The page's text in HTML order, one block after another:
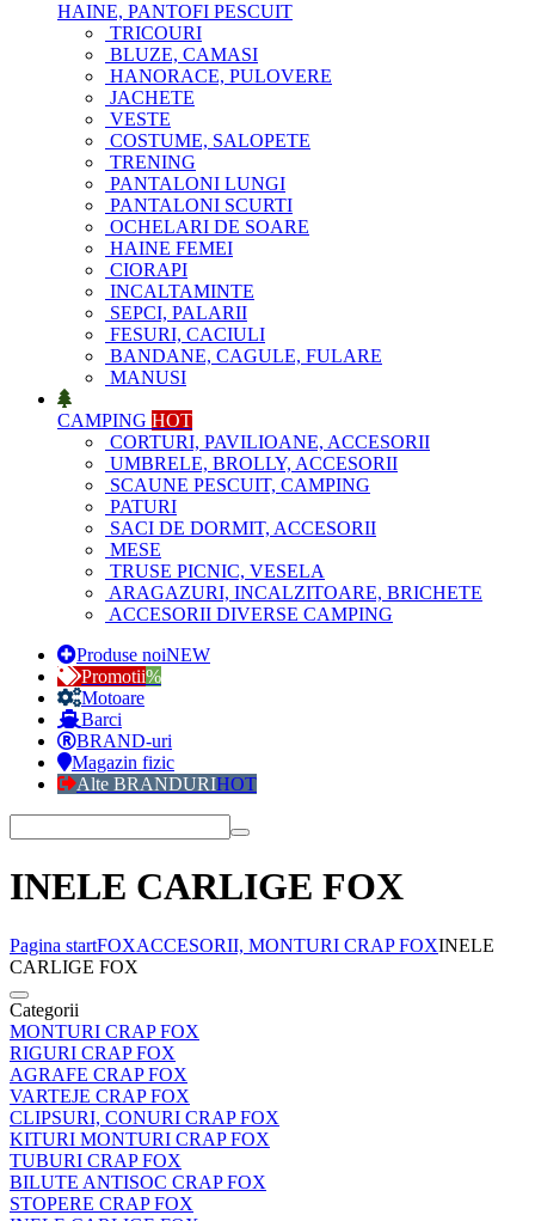
HAINE, PANTOFI PESCUIT
TRICOURI
BLUZE, CAMASI
HANORACE, PULOVERE
JACHETE
VESTE
COSTUME, SALOPETE
TRENING
PANTALONI LUNGI
PANTALONI SCURTI
OCHELARI DE SOARE
HAINE FEMEI
CIORAPI
INCALTAMINTE
SEPCI, PALARII
FESURI, CACIULI
BANDANE, CAGULE, FULARE
MANUSI
CAMPING HOT
CORTURI, PAVILIOANE, ACCESORII
UMBRELE, BROLLY, ACCESORII
SCAUNE PESCUIT, CAMPING
PATURI
SACI DE DORMIT, ACCESORII
MESE
TRUSE PICNIC, VESELA
ARAGAZURI, INCALZITOARE, BRICHETE
ACCESORII DIVERSE CAMPING
Produse noiNEW
Promotii%
Motoare
Barci
BRAND-uri
Magazin fizic
Alte BRANDURIHOT
INELE CARLIGE FOX
Pagina startFOXACCESORII, MONTURI CRAP FOXINELE
CARLIGE FOX
Categorii
MONTURI CRAP FOX
RIGURI CRAP FOX
AGRAFE CRAP FOX
VARTEJE CRAP FOX
CLIPSURI, CONURI CRAP FOX
KITURI MONTURI CRAP FOX
TUBURI CRAP FOX
BILUTE ANTISOC CRAP FOX
STOPERE CRAP FOX